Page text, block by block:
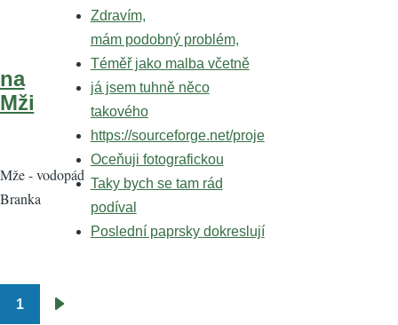
na
Mži
Mže - vodopád
Branka
Pagination
1
Zdravím,
mám podobný problém,
Téměř jako malba včetně
já jsem tuhně něco
takového
https://sourceforge.net/proje
Oceňuji fotografickou
Taky bych se tam rád
podíval
Poslední paprsky dokreslují